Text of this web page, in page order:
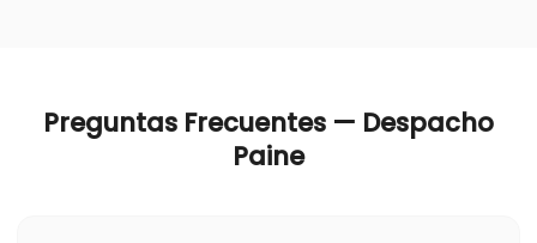
Preguntas Frecuentes — Despacho
Paine